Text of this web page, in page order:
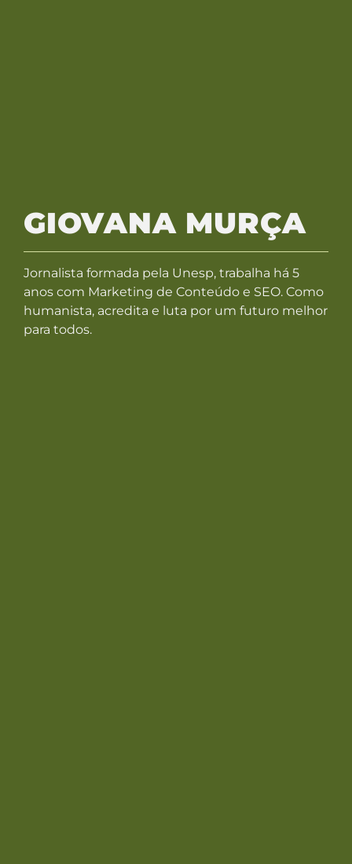
GIOVANA MURÇA
Jornalista formada pela Unesp, trabalha há 5
anos com Marketing de Conteúdo e SEO. Como
humanista, acredita e luta por um futuro melhor
para todos.